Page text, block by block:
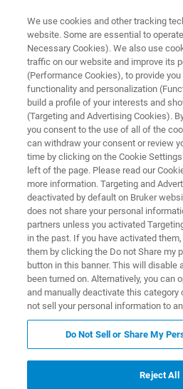
FT-IR 分光法ソフトウェア
OPUS TOUCH
OPUS TOUCHは、タッチ
完全な赤外分光ソフトウ
心者には最高の操作性を
完全な装置制御を提供し
We use cookies and other tracking
website. Some are essential to
Necessary Cookies). We also use
traffic on our website and improve its
(Performance Cookies), to provide
functionality and personalization
build a profile of your interests and
(Targeting and Advertising Cookies).
you consent to the use of all of the
can withdraw your consent or review
time by clicking on the Cookie
left of the page. Please read our
more information. Targeting and
deactivated by default on Bruker
does not share your personal
partners unless you activated
in the past. If you have activated
them by clicking the Do not Share my
button in this banner. This will disable
been turned on. Alternatively, you can
and manually deactivate this category
not sell your personal information to
Do Not Sell or Share My
Reject All